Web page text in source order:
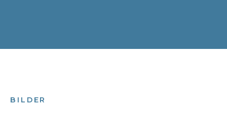
BILDER